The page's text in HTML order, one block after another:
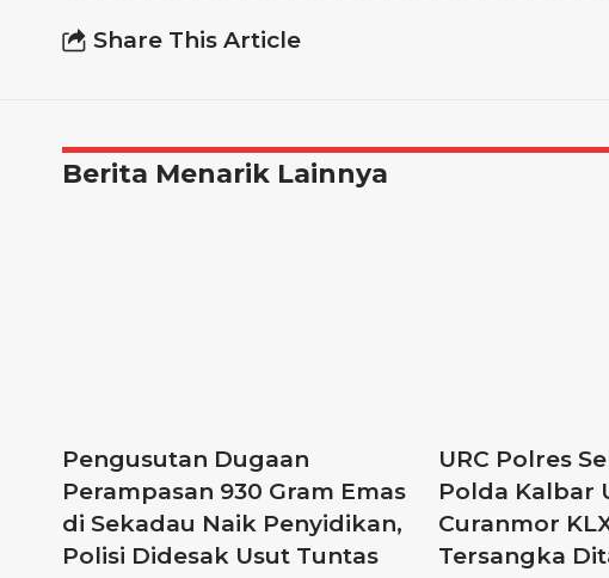
Share This Article
Berita Menarik Lainnya
Pengusutan Dugaan
Perampasan 930 Gram Emas
di Sekadau Naik Penyidikan,
Polisi Didesak Usut Tuntas
URC Polres
Polda Kalbar
Curanmor
Tersangka